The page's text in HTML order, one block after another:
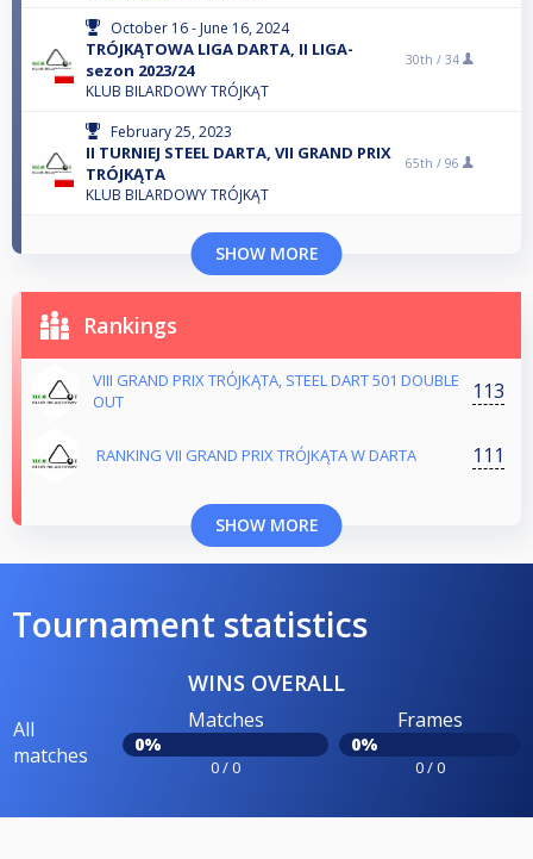
October 16 - June 16, 2024
TRÓJKĄTOWA LIGA DARTA, II LIGA-
sezon 2023/24
KLUB BILARDOWY TRÓJKĄT
30th / 34
February 25, 2023
II TURNIEJ STEEL DARTA, VII GRAND PRIX
TRÓJKĄTA
KLUB BILARDOWY TRÓJKĄT
65th / 96
SHOW MORE
Rankings
VIII GRAND PRIX TRÓJKĄTA, STEEL DART 501 DOUBLE
OUT
113
RANKING VII GRAND PRIX TRÓJKĄTA W DARTA 111
SHOW MORE
Tournament statistics
WINS OVERALL
All
matches
Matches
0%
0 / 0
Frames
0%
0 / 0